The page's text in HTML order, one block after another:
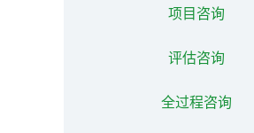
项目咨询
评估咨询
全过程咨询